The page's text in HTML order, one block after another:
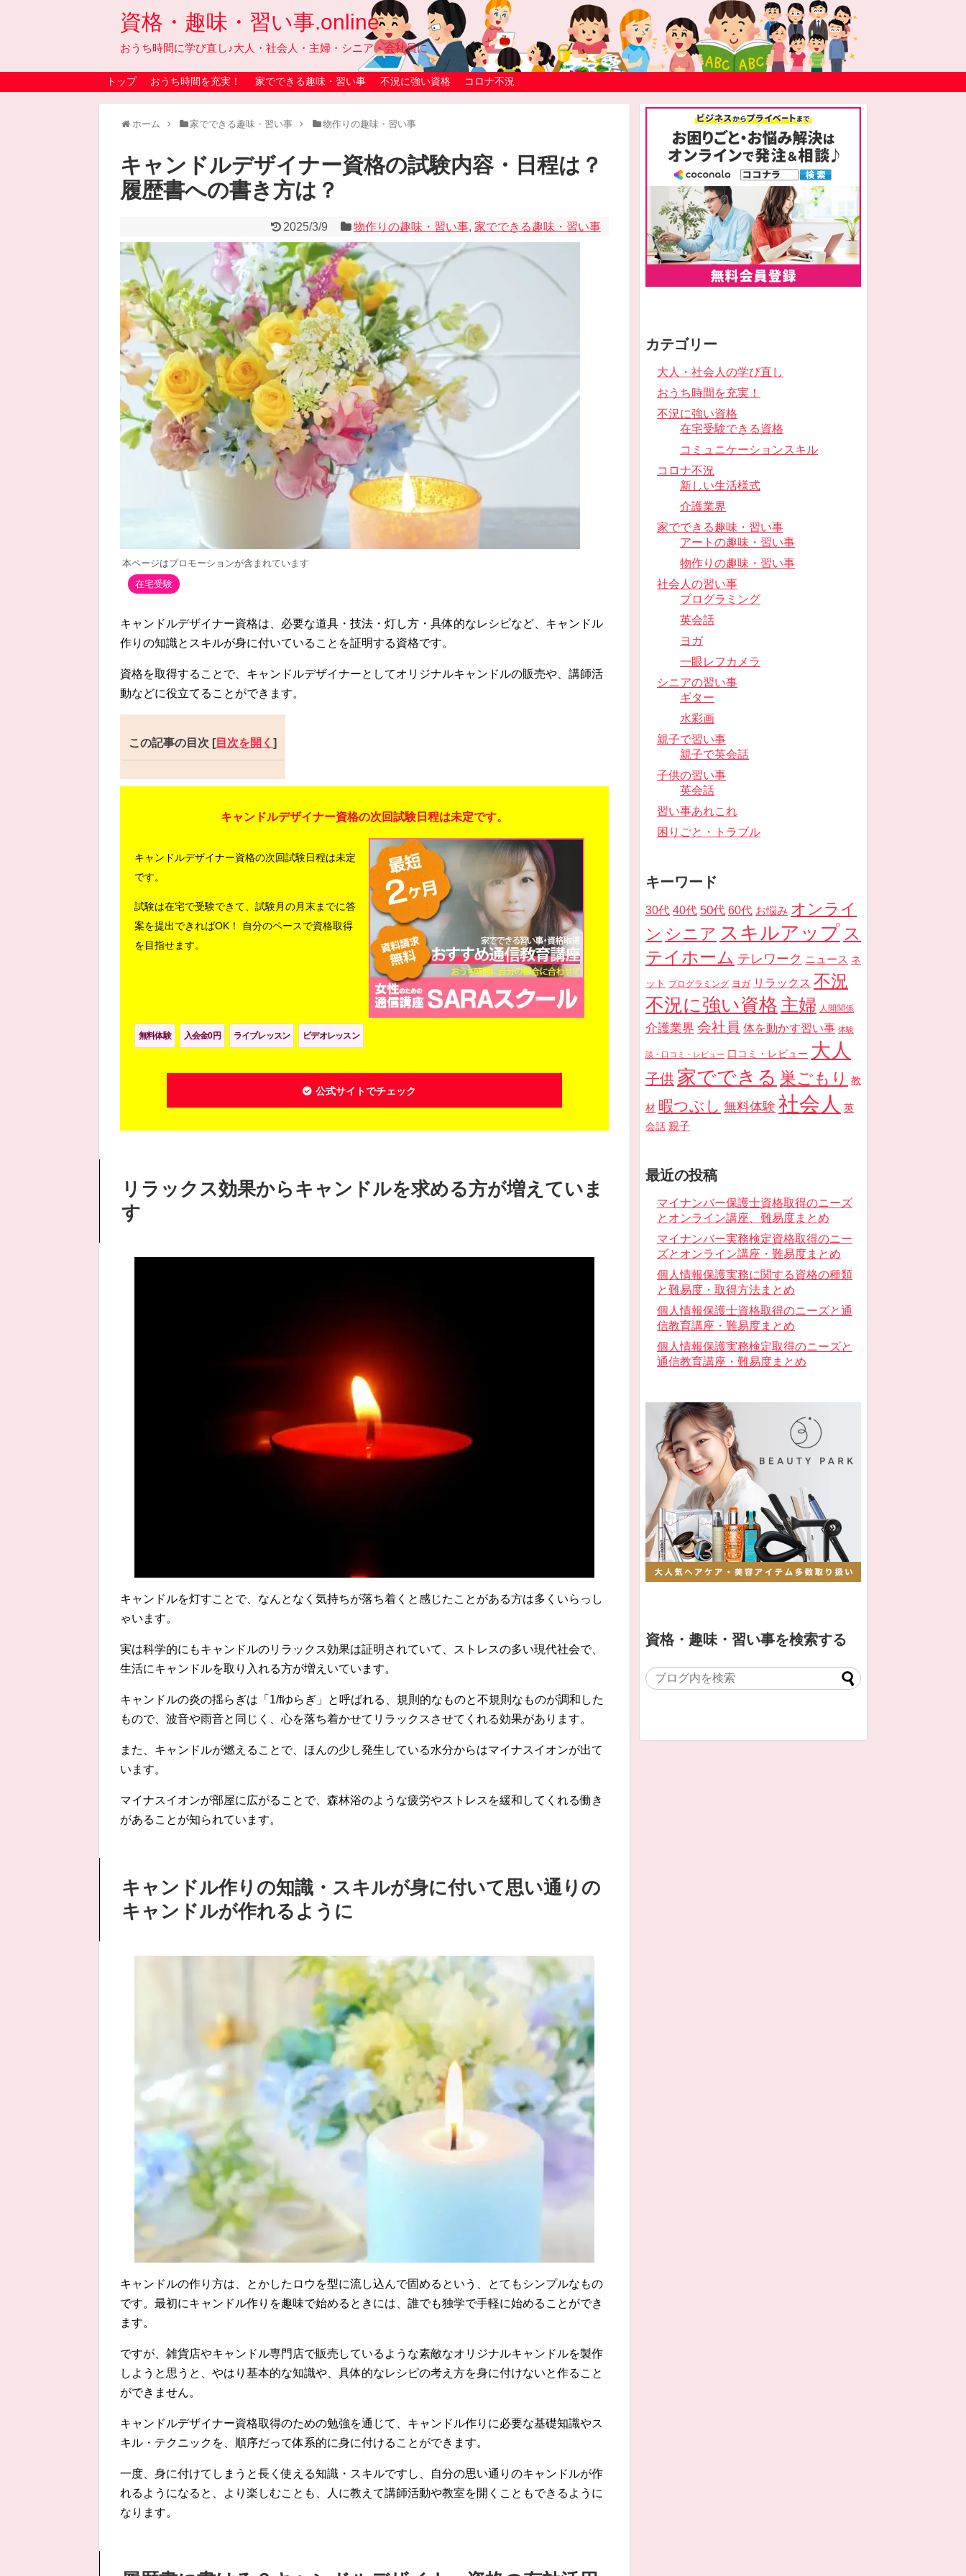
資格・趣味・習い事.online
おうち時間に学び直し♪大人・社会人・主婦・シニア・会社員に
トップ おうち時間を充実！ 家でできる趣味・習い事 不況に強い資格 コロナ不況
ホーム 家でできる趣味・習い事 物作りの趣味・習い事
キャンドルデザイナー資格の試験内容・日程は？
履歴書への書き方は？
2025/3/9 物作りの趣味・習い事, 家でできる趣味・習い事
本ページはプロモーションが含まれています
在宅受験
キャンドルデザイナー資格は、必要な道具・技法・灯し方・具体的なレシピなど、キャンドル
作りの知識とスキルが身に付いていることを証明する資格です。
資格を取得することで、キャンドルデザイナーとしてオリジナルキャンドルの販売や、講師活
動などに役立てることができます。
この記事の目次 [目次を開く ]
キャンドルデザイナー資格の次回試験日程は未定です。
キャンドルデザイナー資格の次回試験日程は未定
です。
試験は在宅で受験できて、試験月の月末までに答
案を提出できればOK！ 自分のペースで資格取得
を目指せます。
無料体験 入会金0円 ライブレッスン ビデオレッスン
公式サイトでチェック
リラックス効果からキャンドルを求める方が増えていま
す
キャンドルを灯すことで、なんとなく気持ちが落ち着くと感じたことがある方は多くいらっし
ゃいます。
実は科学的にもキャンドルのリラックス効果は証明されていて、ストレスの多い現代社会で、
生活にキャンドルを取り入れる方が増えいています。
キャンドルの炎の揺らぎは「1/fゆらぎ」と呼ばれる、規則的なものと不規則なものが調和した
もので、波音や雨音と同じく、心を落ち着かせてリラックスさせてくれる効果があります。
また、キャンドルが燃えることで、ほんの少し発生している水分からはマイナスイオンが出て
います。
マイナスイオンが部屋に広がることで、森林浴のような疲労やストレスを緩和してくれる働き
があることが知られています。
キャンドル作りの知識・スキルが身に付いて思い通りの
キャンドルが作れるように
キャンドルの作り方は、とかしたロウを型に流し込んで固めるという、とてもシンプルなもの
です。最初にキャンドル作りを趣味で始めるときには、誰でも独学で手軽に始めることができ
ます。
ですが、雑貨店やキャンドル専門店で販売しているような素敵なオリジナルキャンドルを製作
しようと思うと、やはり基本的な知識や、具体的なレシピの考え方を身に付けないと作ること
ができません。
キャンドルデザイナー資格取得のための勉強を通じて、キャンドル作りに必要な基礎知識やス
キル・テクニックを、順序だって体系的に身に付けることができます。
一度、身に付けてしまうと長く使える知識・スキルですし、自分の思い通りのキャンドルが作
れるようになると、より楽しむことも、人に教えて講師活動や教室を開くこともできるように
なります。
カテゴリー
大人・社会人の学び直し
おうち時間を充実！
不況に強い資格
在宅受験できる資格
コミュニケーションスキル
コロナ不況
新しい生活様式
介護業界
家でできる趣味・習い事
アートの趣味・習い事
物作りの趣味・習い事
社会人の習い事
プログラミング
英会話
ヨガ
一眼レフカメラ
シニアの習い事
ギター
水彩画
親子で習い事
親子で英会話
子供の習い事
英会話
習い事あれこれ
困りごと・トラブル
キーワード
30代 40代 50代 60代 お悩み オンライ
ン シニア スキルアップ ス
テイホーム テレワーク ニュース ネ
ット プログラミング ヨガ リラックス 不況
不況に強い資格 主婦 人間関係
介護業界 会社員 体を動かす習い事 体験
談・口コミ・レビュー 口コミ・レビュー 大人
子供 家でできる 巣ごもり 教
材 暇つぶし 無料体験 社会人
英
会話 親子
最近の投稿
マイナンバー保護士資格取得のニーズ
とオンライン講座、難易度まとめ
マイナンバー実務検定資格取得のニー
ズとオンライン講座・難易度まとめ
個人情報保護実務に関する資格の種類
と難易度・取得方法まとめ
個人情報保護士資格取得のニーズと通
信教育講座・難易度まとめ
個人情報保護実務検定取得のニーズと
通信教育講座・難易度まとめ
資格・趣味・習い事を検索する